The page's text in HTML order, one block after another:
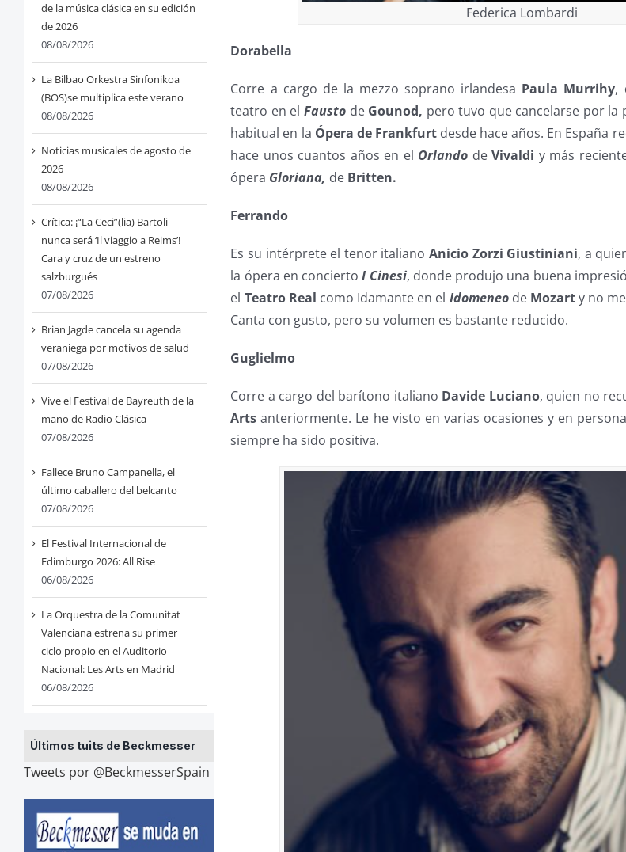
de la música clásica en su edición
de 2026
08/08/2026
La Bilbao Orkestra Sinfonikoa
(BOS)se multiplica este verano
08/08/2026
Noticias musicales de agosto de
2026
08/08/2026
Crítica: ¡“La Ceci”(lia) Bartoli
nunca será ‘Il viaggio a Reims’!
Cara y cruz de un estreno
salzburgués
07/08/2026
Brian Jagde cancela su agenda
veraniega por motivos de salud
07/08/2026
Vive el Festival de Bayreuth de la
mano de Radio Clásica
07/08/2026
Fallece Bruno Campanella, el
último caballero del belcanto
07/08/2026
El Festival Internacional de
Edimburgo 2026: All Rise
06/08/2026
La Orquestra de la Comunitat
Valenciana estrena su primer
ciclo propio en el Auditorio
Nacional: Les Arts en Madrid
06/08/2026
Últimos tuits de Beckmesser
Tweets por @BeckmesserSpain
Federica Lombardi
Dorabella
Corre a cargo de la mezzo soprano irlandesa Paula Murrihy,
teatro en el Fausto de Gounod, pero tuvo que cancelarse por la
habitual en la Ópera de Frankfurtdesde hace años. En España
hace unos cuantos años en el Orlando deVivaldi y más
ópera Gloriana, de Britten.
Ferrando
Es su intérprete el tenor italiano Anicio Zorzi Giustiniani, a
la ópera en conciertoI Cinesi, donde produjo una buena
el Teatro Real como Idamante en el Idomeneode Mozarty no
Canta con gusto, pero su volumen es bastante reducido.
Guglielmo
Corre a cargo del barítono italiano Davide Luciano, quien no
Arts anteriormente. Le he visto en varias ocasiones y en
siempre ha sido positiva.